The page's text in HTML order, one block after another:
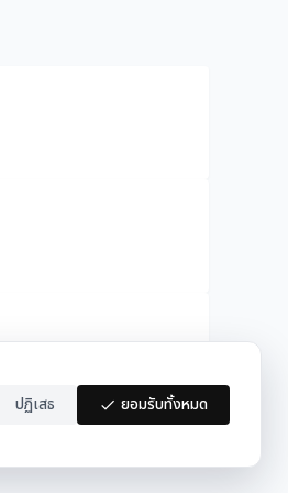
ปฏิเสธ ยอมรับทั้งหมด